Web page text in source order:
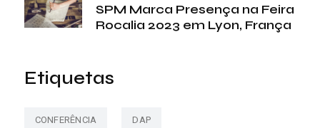
SPM Marca Presença na Feira
Rocalia 2023 em Lyon, França
Etiquetas
CONFERÊNCIA DAP